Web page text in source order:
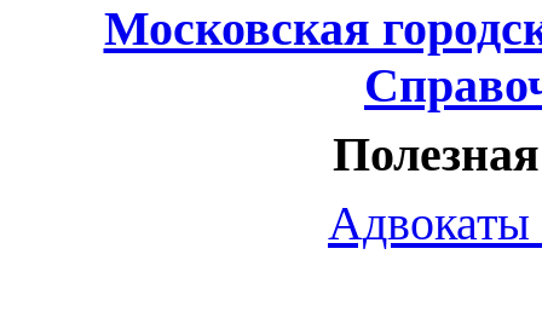
Московская